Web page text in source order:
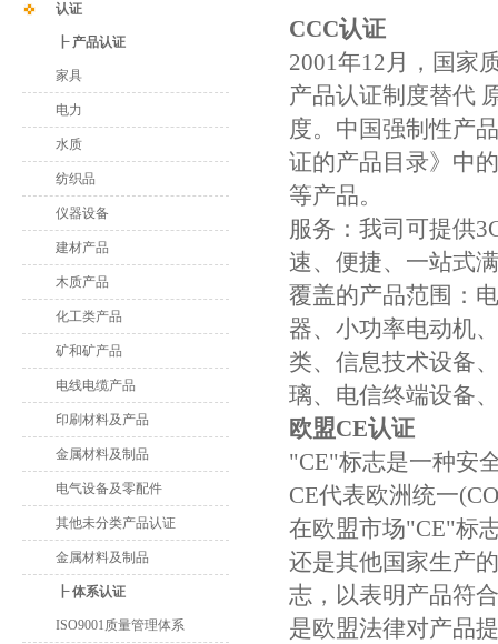
认证
┠ 产品认证
家具
电力
水质
纺织品
仪器设备
建材产品
木质产品
化工类产品
矿和矿产品
电线电缆产品
印刷材料及产品
金属材料及制品
电气设备及零配件
其他未分类产品认证
金属材料及制品
┠ 体系认证
ISO9001质量管理体系
CCC认证
2001年12月，国家
产品认证制度替代
度。中国强制性产
证的产品目录》中
等产品。
服务：我司可提供
速、便捷、一站式
覆盖的产品范围：
器、小功率电动机
类、信息技术设备
璃、电信终端设备
欧盟CE认证
"CE"标志是一种安
CE代表欧洲统一
在欧盟市场"CE"标
还是其他国家生产
志，以表明产品符
是欧盟法律对产品